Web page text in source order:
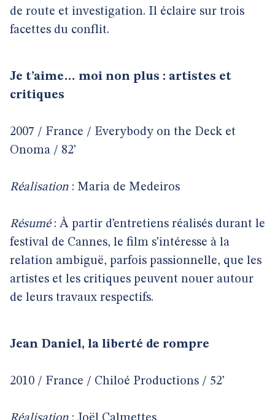
de route et investigation. Il éclaire sur trois
facettes du conflit.
Je t’aime… moi non plus : artistes et
critiques
2007 / France / Everybody on the Deck et
Onoma / 82’
Réalisation : Maria de Medeiros
Résumé: À partir d’entretiens réalisés durant le
festival de Cannes, le film s’intéresse à la
relation ambiguë, parfois passionnelle, que les
artistes et les critiques peuvent nouer autour
de leurs travaux respectifs.
Jean Daniel, la liberté de rompre
2010 / France / Chiloé Productions / 52’